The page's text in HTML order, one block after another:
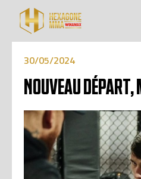
30/05/2024
NOUVEAU